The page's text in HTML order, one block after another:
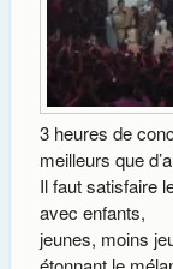
3 heures de
meilleurs que
Il faut satisfaire
avec enfants,
jeunes, moins